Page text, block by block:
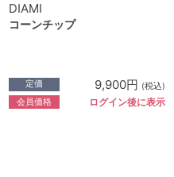
DIAMI
コーンチップ
定価 9,900円 (税込)
会員価格 ログイン後に表示